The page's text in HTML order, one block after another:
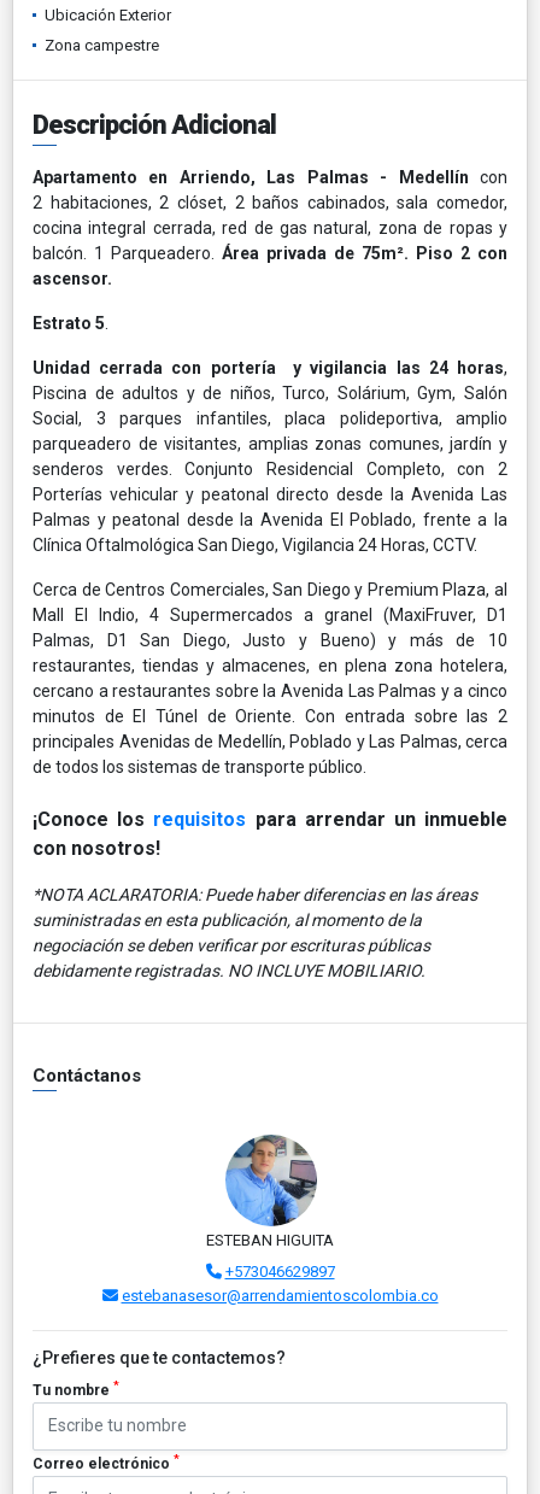
Ubicación Exterior
Zona campestre
Descripción Adicional
Apartamento en Arriendo, Las Palmas - Medellín con
2 habitaciones, 2 clóset, 2 baños cabinados, sala comedor,
cocina integral cerrada, red de gas natural, zona de ropas y
balcón. 1 Parqueadero. Área privada de 75m². Piso 2 con
ascensor.
Estrato 5
Unidad cerrada con portería y vigilancia las 24 horas,
Piscina de adultos y de niños, Turco, Solárium, Gym, Salón
Social, 3 parques infantiles, placa polideportiva, amplio
parqueadero de visitantes, amplias zonas comunes, jardín y
senderos verdes. Conjunto Residencial Completo, con 2
Porterías vehicular y peatonal directo desde la Avenida Las
Palmas y peatonal desde la Avenida El Poblado, frente a la
Clínica Oftalmológica San Diego, Vigilancia 24 Horas, CCTV.
Cerca de Centros Comerciales, San Diego y Premium Plaza, al
Mall El Indio, 4 Supermercados a granel (MaxiFruver, D1
Palmas, D1 San Diego, Justo y Bueno) y más de 10
restaurantes, tiendas y almacenes, en plena zona hotelera,
cercano a restaurantes sobre la Avenida Las Palmas y a cinco
minutos de El Túnel de Oriente. Con entrada sobre las 2
principales Avenidas de Medellín, Poblado y Las Palmas, cerca
de todos los sistemas de transporte público.
¡Conoce los requisitos para arrendar un inmueble
con nosotros!
*NOTA ACLARATORIA: Puede haber diferencias en las áreas
suministradas en esta publicación, al momento de la
negociación se deben verificar por escrituras públicas
debidamente registradas. NO INCLUYE MOBILIARIO.
Contáctanos
ESTEBAN HIGUITA
+573046629897
estebanasesor@arrendamientoscolombia.co
¿Prefieres que te contactemos?
Tu nombre *
Correo electrónico *